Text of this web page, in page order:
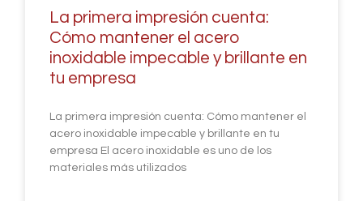
La primera impresión cuenta:
Cómo mantener el acero
inoxidable impecable y brillante en
tu empresa
La primera impresión cuenta: Cómo mantener el
acero inoxidable impecable y brillante en tu
empresa El acero inoxidable es uno de los
materiales más utilizados